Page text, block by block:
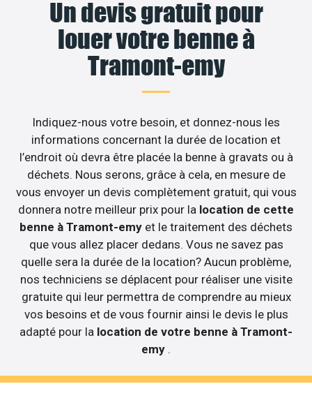
Un devis gratuit pour
louer votre benne à
Tramont-emy
Indiquez-nous votre besoin, et donnez-nous les
informations concernant la durée de location et
l’endroit où devra être placée la benne à gravats ou à
déchets. Nous serons, grâce à cela, en mesure de
vous envoyer un devis complètement gratuit, qui vous
donnera notre meilleur prix pour la location de cette
benne à Tramont-emy et le traitement des déchets
que vous allez placer dedans. Vous ne savez pas
quelle sera la durée de la location? Aucun problème,
nos techniciens se déplacent pour réaliser une visite
gratuite qui leur permettra de comprendre au mieux
vos besoins et de vous fournir ainsi le devis le plus
adapté pour la location de votre benne à Tramont-
emy .